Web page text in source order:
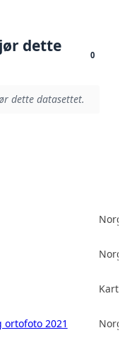
dette
0
dette datasettet.
2021